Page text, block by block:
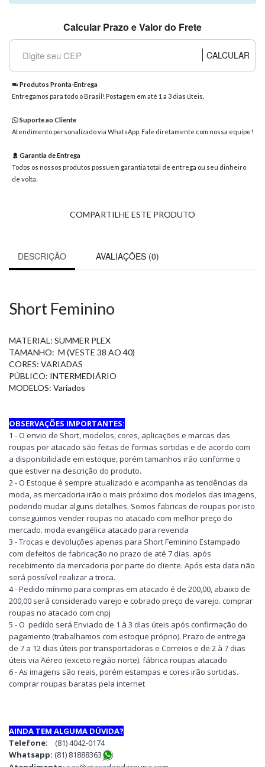
WhatsApp
nos uma
mensagem
Calcular Prazo e Valor do Frete
CALCULAR
Produtos Pronta-Entrega
Entregamos para todo o Brasil! Postagem em até 1 a 3 dias úteis.
Suporte ao Cliente
Atendimento personalizado via WhatsApp. Fale diretamente com nossa equipe!
Garantia de Entrega
Todos os nossos produtos possuem garantia total de entrega ou seu dinheiro
de volta.
COMPARTILHE ESTE PRODUTO
DESCRIÇÃO AVALIAÇÕES (0)
Short Feminino
MATERIAL: SUMMER PLEX
TAMANHO: M (VESTE 38 AO 40)
CORES: VARIADAS
PÚBLICO: INTERMEDIÁRIO
MODELOS: Variados
OBSERVAÇÕES IMPORTANTES:
1 - O envio de Short, modelos, cores, aplicações e marcas das
roupas por atacado são feitas de formas sortidas e de acordo com
a disponibilidade em estoque, porém tamanhos irão conforme o
que estiver na descrição do produto.
2 - O Estoque é sempre atualizado e acompanha as tendências da
moda, as mercadoria irão o mais próximo dos modelos das imagens,
podendo mudar alguns detalhes. Somos fabricas de roupas por isto
conseguimos vender roupas no atacado com melhor preço do
mercado. moda evangélica atacado para revenda
3 - Trocas e devoluções apenas para Short Feminino Estampado
com defeitos de fabricação no prazo de até 7 dias. após
recebimento da mercadoria por parte do cliente. Após esta data não
será possível realizar a troca.
4 - Pedido mínimo para compras em atacado é de 200,00, abaixo de
200,00 será considerado varejo e cobrado preço de varejo. comprar
roupas no atacado com cnpj
5 - O pedido será Enviado de 1 à 3 dias úteis após confirmação do
pagamento (trabalhamos com estoque próprio). Prazo de entrega
de 7 a 12 dias úteis por transportadoras e Correios e de 2 à 7 dias
úteis via Aéreo (exceto região norte). fábrica roupas atacado
6 - As imagens são reais, porém estampas e cores irão sortidas.
comprar roupas baratas pela internet
AINDA TEM ALGUMA DÚVIDA?
Telefone: (81) 4042-0174
Whatsapp: (81) 81888363